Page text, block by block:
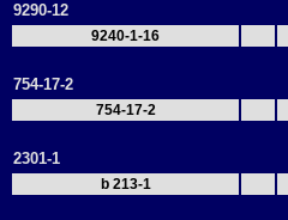
9290-12
9240-1-16
754-17-2
754-17-2
2301-1
b 213-1